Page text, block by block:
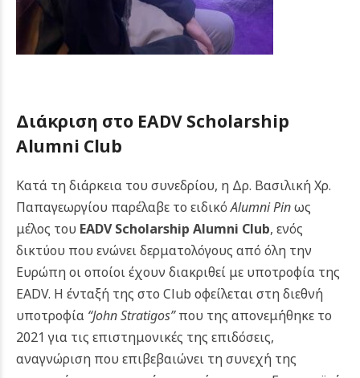
Διάκριση στο EADV Scholarship
Alumni Club
Κατά τη διάρκεια του συνεδρίου, η Δρ. Βασιλική Χρ.
Παπαγεωργίου παρέλαβε το ειδικόAlumni Pinως
μέλος του EADV Scholarship Alumni Club, ενός
δικτύου που ενώνει δερματολόγους από όλη την
Ευρώπη οι οποίοι έχουν διακριθεί με υποτροφία της
EADV. Η ένταξή της στο Club οφείλεται στη διεθνή
υποτροφία “John Stratigos”που της απονεμήθηκε το
2021 για τις επιστημονικές της επιδόσεις,
αναγνώριση που επιβεβαιώνει τη συνεχή της